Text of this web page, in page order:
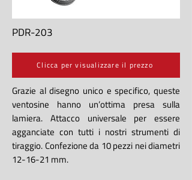
PDR-203
Clicca per visualizzare il prezzo
Grazie al disegno unico e specifico, queste
ventosine hanno un’ottima presa sulla
lamiera. Attacco universale per essere
agganciate con tutti i nostri strumenti di
tiraggio. Confezione da 10 pezzi nei diametri
12-16-21 mm.